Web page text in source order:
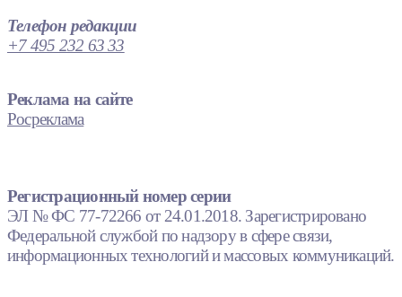
Телефон редакции
+7 495 232 63 33
Реклама на сайте
Росреклама
Регистрационный номер серии
ЭЛ № ФС 77-72266 от 24.01.2018. Зарегистрировано
Федеральной службой по надзору в сфере связи,
информационных технологий и массовых коммуникаций.